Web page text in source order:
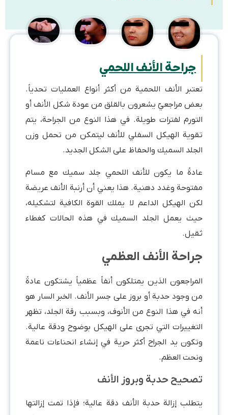
جراحة الأنف اللحمي
تعتبر الأنف اللحمية من أكثر أنواع العمليات تحدياً.
بعض مراجعيّ يشعرون بالقلق من عودة شكل الأنف أو
التورم لفترات طويلة. في هذا النوع من الجراحة، يتم
تقوية الهيكل السفلي للأنف ليتمكن من تحمل وزن
الجلد السميك والحفاظ على الشكل الجديد.
عادةً ما يكون للأنف اللحمي جلد سميك مع مسام
مفتوحة وغدد دهنية. هذا يعني أن أرنبة الأنف عريضة
لكن الهيكل الداعم لا يملك القوة الكافية لتشكيله،
حيث يعمل الجلد السميك في هذه الحالات كغطاء
ثقيل.
جراحة الأنف العظمي
المراجعون الذين يمتلكون أنفاً عظمياً يشتكون عادةً
من وجود حدبة أو بروز على جسر الأنف. الخبر السار هو
أنه في هذا النوع من الأنوف، وبسبب رقة الجلد، تظهر
التغييرات التي تجرى على الهيكل بوضوح ودقة عالية.
وتكون يد الجراح أكثر حرية في إنشاء انحناءات ناعمة
ونحت العظم.
تصحيح حدبة وبروز الأنف
يتطلب إزالة حدبة الأنف دقة عالية؛ فإذا تمت إزالتها